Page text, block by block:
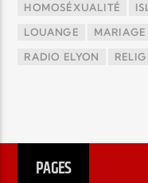
HOMOSÉXUALITÉ
LOUANGE MARIAGE
RADIO ELYON
PAGES